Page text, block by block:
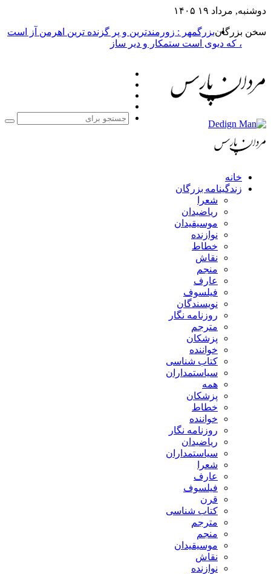
دوشنبه, مرداد ۱۹ ۱۴۰۵
سخن بزرگانبزرگمهر : زورمندترین و پر گزنده ترین اهرمن آز است
، که دیوی است ستمکار و دیر ساز
خانه
زندگینامه بزرگان
شعرا
ریاضیدان
موسیقیدان
نوازنده
خطاط
نقاش
منجم
عارف
فیلسوف
نویسندگان
روزنامه نگار
مترجم
پزشکان
خواننده
کتاب شناسی
سیاستمداران
همه
پزشکان
خطاط
خواننده
روزنامه نگار
ریاضیدان
سیاستمداران
شعرا
عارف
فیلسوف
قرن
کتاب شناسی
مترجم
منجم
موسیقیدان
نقاش
نوازنده